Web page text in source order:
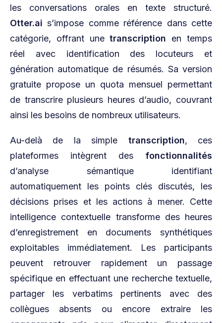
les conversations orales en texte structuré.
Otter.ai s’impose comme référence dans cette
catégorie, offrant unetranscription en temps
réel avec identification des locuteurs et
génération automatique de résumés. Sa version
gratuite propose un quota mensuel permettant
de transcrire plusieurs heures d’audio, couvrant
ainsi les besoins de nombreux utilisateurs.
Au-delà de la simple transcription, ces
plateformes intègrent des fonctionnalités
d’analyse sémantique identifiant
automatiquement les points clés discutés, les
décisions prises et les actions à mener. Cette
intelligence contextuelle transforme des heures
d’enregistrement en documents synthétiques
exploitables immédiatement. Les participants
peuvent retrouver rapidement un passage
spécifique en effectuant une recherche textuelle,
partager les verbatims pertinents avec des
collègues absents ou encore extraire les